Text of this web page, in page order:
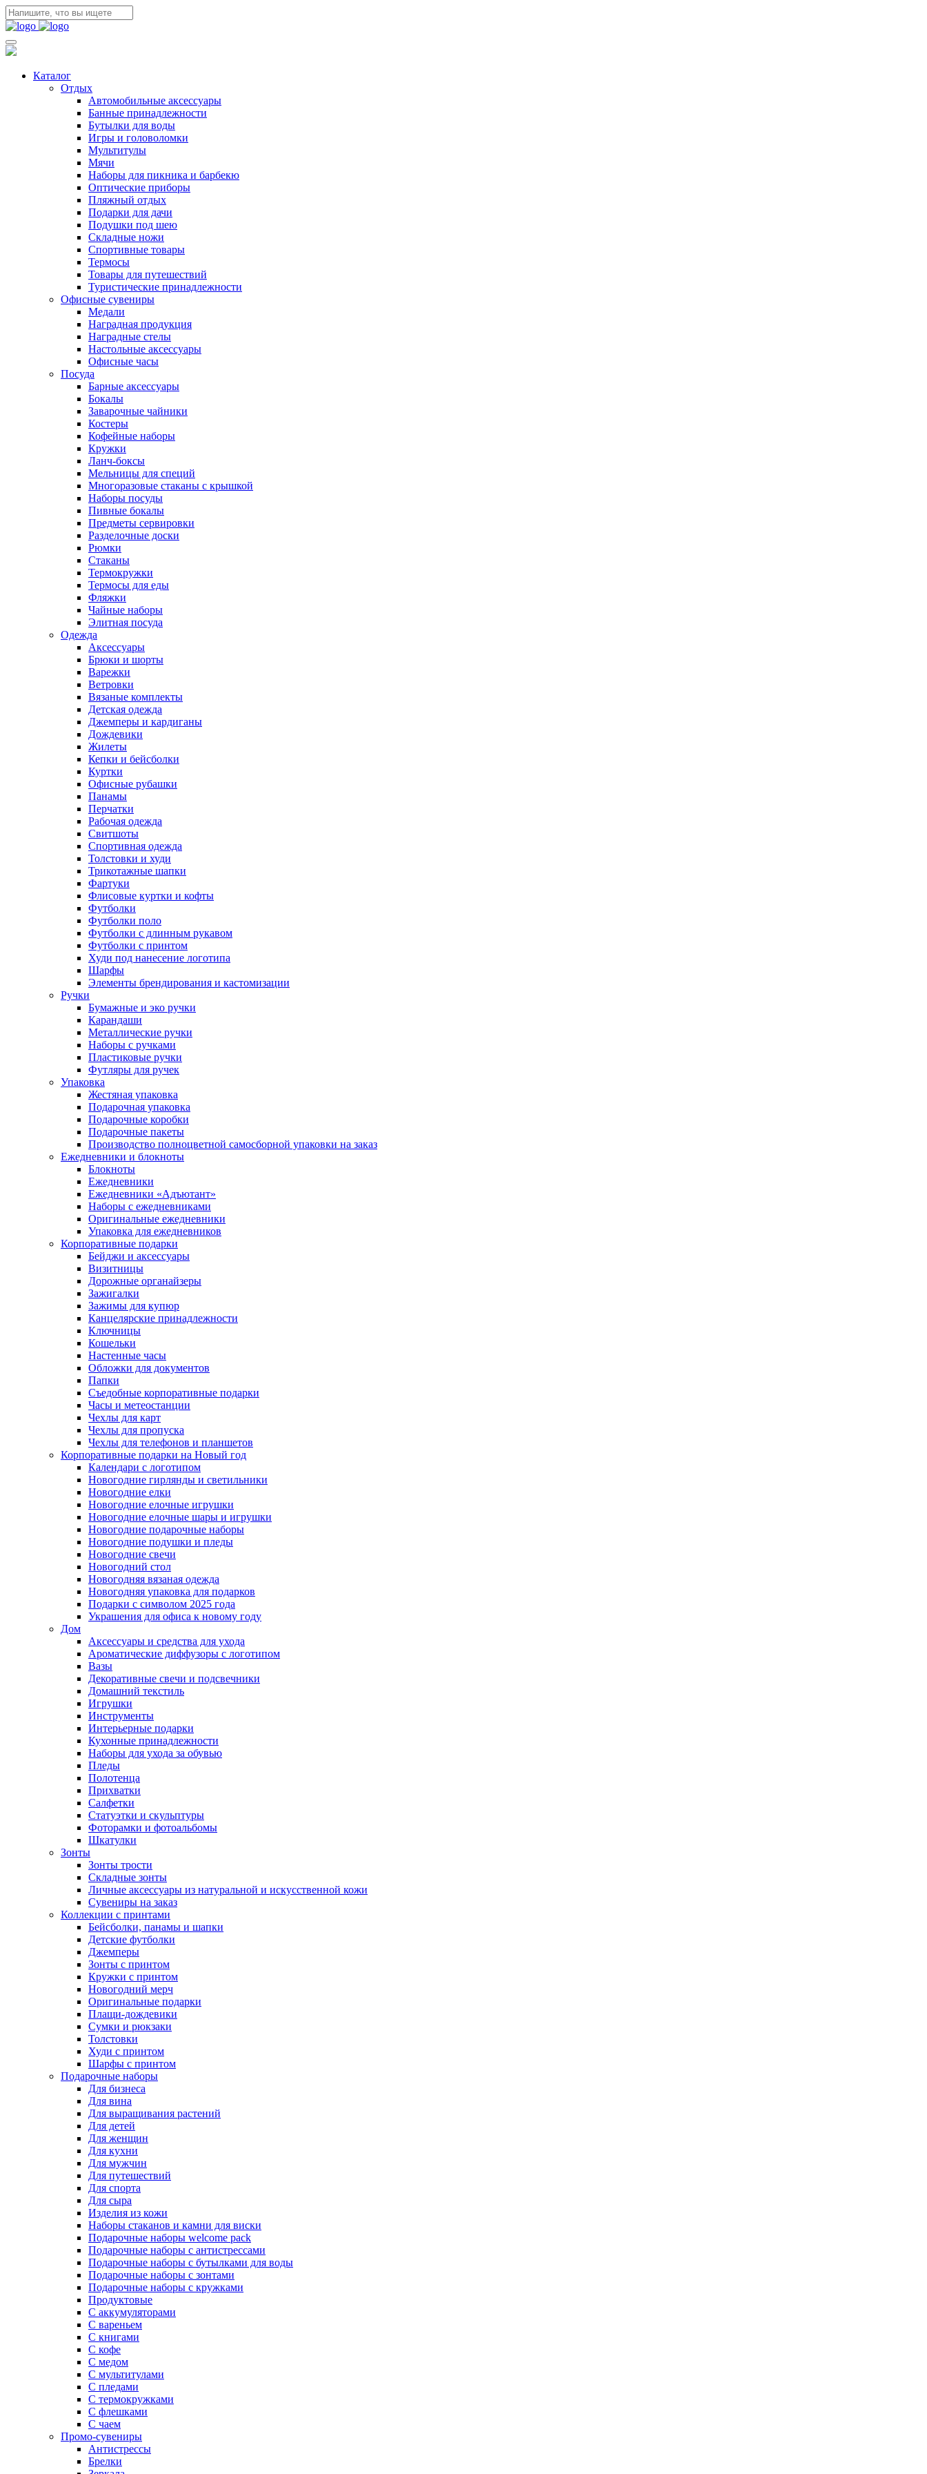
Каталог
Отдых
Автомобильные аксессуары
Банные принадлежности
Бутылки для воды
Игры и головоломки
Мультитулы
Мячи
Наборы для пикника и барбекю
Оптические приборы
Пляжный отдых
Подарки для дачи
Подушки под шею
Складные ножи
Спортивные товары
Термосы
Товары для путешествий
Туристические принадлежности
Офисные сувениры
Медали
Наградная продукция
Наградные стелы
Настольные аксессуары
Офисные часы
Посуда
Барные аксессуары
Бокалы
Заварочные чайники
Костеры
Кофейные наборы
Кружки
Ланч-боксы
Мельницы для специй
Многоразовые стаканы с крышкой
Наборы посуды
Пивные бокалы
Предметы сервировки
Разделочные доски
Рюмки
Стаканы
Термокружки
Термосы для еды
Фляжки
Чайные наборы
Элитная посуда
Одежда
Аксессуары
Брюки и шорты
Варежки
Ветровки
Вязаные комплекты
Детская одежда
Джемперы и кардиганы
Дождевики
Жилеты
Кепки и бейсболки
Куртки
Офисные рубашки
Панамы
Перчатки
Рабочая одежда
Свитшоты
Спортивная одежда
Толстовки и худи
Трикотажные шапки
Фартуки
Флисовые куртки и кофты
Футболки
Футболки поло
Футболки с длинным рукавом
Футболки с принтом
Худи под нанесение логотипа
Шарфы
Элементы брендирования и кастомизации
Ручки
Бумажные и эко ручки
Карандаши
Металлические ручки
Наборы с ручками
Пластиковые ручки
Футляры для ручек
Упаковка
Жестяная упаковка
Подарочная упаковка
Подарочные коробки
Подарочные пакеты
Производство полноцветной самосборной упаковки на заказ
Ежедневники и блокноты
Блокноты
Ежедневники
Ежедневники «Адъютант»
Наборы с ежедневниками
Оригинальные ежедневники
Упаковка для ежедневников
Корпоративные подарки
Бейджи и аксессуары
Визитницы
Дорожные органайзеры
Зажигалки
Зажимы для купюр
Канцелярские принадлежности
Ключницы
Кошельки
Настенные часы
Обложки для документов
Папки
Съедобные корпоративные подарки
Часы и метеостанции
Чехлы для карт
Чехлы для пропуска
Чехлы для телефонов и планшетов
Корпоративные подарки на Новый год
Календари с логотипом
Новогодние гирлянды и светильники
Новогодние елки
Новогодние елочные игрушки
Новогодние елочные шары и игрушки
Новогодние подарочные наборы
Новогодние подушки и пледы
Новогодние свечи
Новогодний стол
Новогодняя вязаная одежда
Новогодняя упаковка для подарков
Подарки с символом 2025 года
Украшения для офиса к новому году
Дом
Аксессуары и средства для ухода
Ароматические диффузоры с логотипом
Вазы
Декоративные свечи и подсвечники
Домашний текстиль
Игрушки
Инструменты
Интерьерные подарки
Кухонные принадлежности
Наборы для ухода за обувью
Пледы
Полотенца
Прихватки
Салфетки
Статуэтки и скульптуры
Фоторамки и фотоальбомы
Шкатулки
Зонты
Зонты трости
Складные зонты
Личные аксессуары из натуральной и искусственной кожи
Сувениры на заказ
Коллекции с принтами
Бейсболки, панамы и шапки
Детские футболки
Джемперы
Зонты с принтом
Кружки с принтом
Новогодний мерч
Оригинальные подарки
Плащи-дождевики
Сумки и рюкзаки
Толстовки
Худи с принтом
Шарфы с принтом
Подарочные наборы
Для бизнеса
Для вина
Для выращивания растений
Для детей
Для женщин
Для кухни
Для мужчин
Для путешествий
Для спорта
Для сыра
Изделия из кожи
Наборы стаканов и камни для виски
Подарочные наборы welcome pack
Подарочные наборы с антистрессами
Подарочные наборы с бутылками для воды
Подарочные наборы с зонтами
Подарочные наборы с кружками
Продуктовые
С аккумуляторами
С вареньем
С книгами
С кофе
С медом
С мультитулами
С пледами
С термокружками
С флешками
С чаем
Промо-сувениры
Антистрессы
Брелки